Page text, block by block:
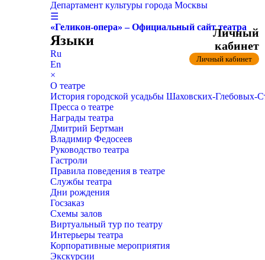
Департамент культуры города Москвы
☰
«Геликон-опера» – Официальный сайт театра
Языки
Ru
En
×
О театре
История городской усадьбы Шаховских-
Пресса о театре
Награды театра
Дмитрий Бертман
Владимир Федосеев
Руководство театра
Гастроли
Правила поведения в театре
Службы театра
Дни рождения
Госзаказ
Схемы залов
Виртуальный тур по театру
Интерьеры театра
Корпоративные мероприятия
Экскурсии
Личный
кабинет
Личный кабинет